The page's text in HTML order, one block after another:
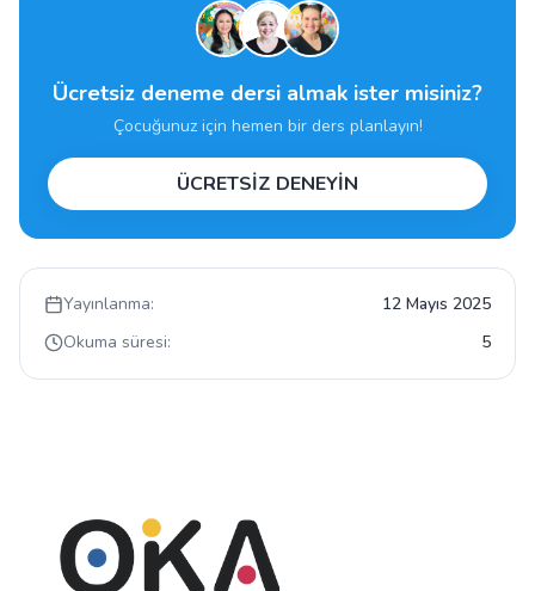
Ücretsiz deneme dersi almak ister misiniz?
Çocuğunuz için hemen bir ders planlayın!
ÜCRETSİZ DENEYİN
Yayınlanma:
12 Mayıs 2025
Okuma süresi:
5